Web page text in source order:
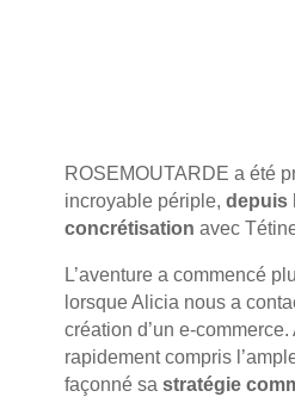
ROSEMOUTARDE a été
incroyable périple, depuis
concrétisation avec
L’aventure a commencé
lorsque Alicia nous a
création d’un e-
rapidement compris
façonné sa stratégie